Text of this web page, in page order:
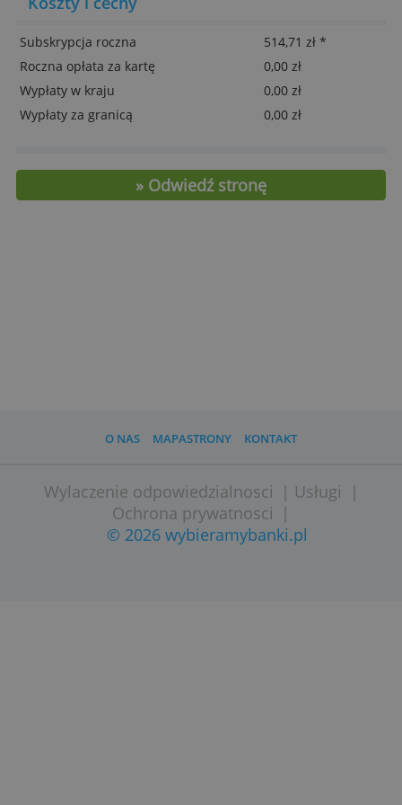
Bogaty pakiet ubezpieczenia turystycznego
Czarna karta MasterCard oraz Maestro
Bezpłatne płatności kartą za granicą
Funkcjonalna aplikacja mobilna
Bezpłatna wypłata gotówki za granicą
> Otwórz konto internetowe N26
ciesz się bankowością bez granic!
» Odwiedź stronę